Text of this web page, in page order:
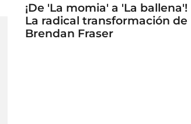
¡De 'La momia' a 'La ballena'!
La radical transformación de
Brendan Fraser